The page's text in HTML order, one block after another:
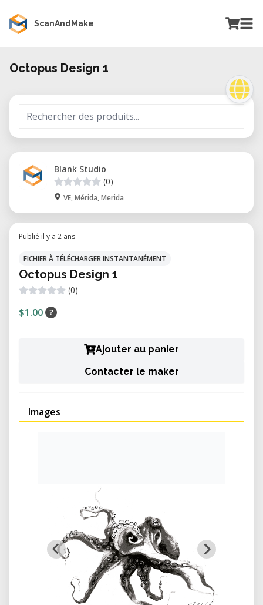
ScanAndMake
Octopus Design 1
Blank Studio
(0)
VE, Mérida, Merida
Publié il y a 2 ans
FICHIER À TÉLÉCHARGER INSTANTANÉMENT
Octopus Design 1
(0)
$1.00 ?
Ajouter au panier
Contacter le maker
Images